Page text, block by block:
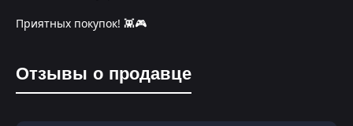
Приятных покупок! 👾🎮
Отзывы о продавце